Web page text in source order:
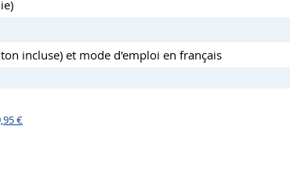
incluse) et mode d'emploi en français
€